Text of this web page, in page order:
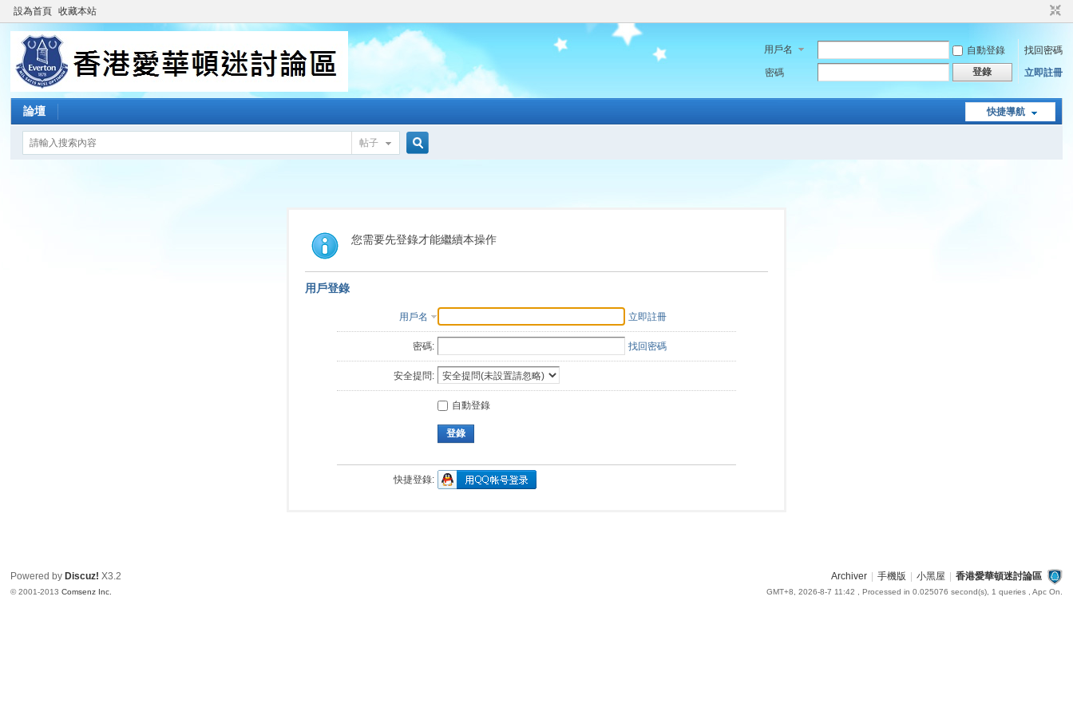
設為首頁 收藏本站
用戶名 自動登錄
找回密碼
密碼
登錄 立即註冊
快捷導航
論壇
帖子
索
您需要先登錄才能繼續本操作
用戶登錄
用戶名 立即註冊
密碼: 找回密碼
安全提問:
自動登錄
登錄
快捷登錄:
Archiver 手機版 小黑屋 香港愛華頓迷討論區
GMT+8, 2026-8-7 11:42 , Processed in 0.025076 second(s), 1 queries , Apc On.
Powered by Discuz! X3.2
© 2001-2013Comsenz Inc.